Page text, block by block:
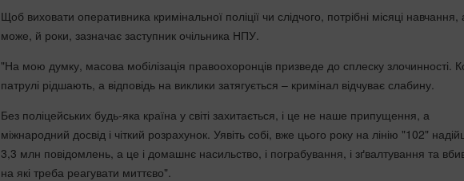
Щоб виховати оперативника кримінальної поліції чи слідчого, потрібні місяці навчання,
може, й роки, зазначає заступник очільника НПУ.
"На мою думку, масова мобілізація правоохоронців призведе до сплеску злочинності.
патрулі рідшають, а відповідь на виклики затягується – кримінал відчуває слабину.
Без поліцейських будь-яка країна у світі захитається, і це не наше припущення, а
міжнародний досвід і чіткий розрахунок. Уявіть собі, вже цього року на лінію "102"
3,3 млн повідомлень, а це і домашнє насильство, і пограбування, і зґвалтування та
на які треба реагувати миттєво".